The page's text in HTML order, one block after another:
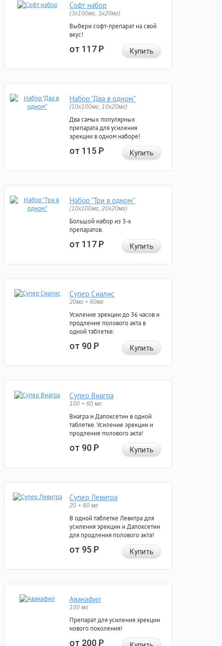
Софт набор
(3x100мг, 3x20мг)
Выбери софт-препарат на свой
вкус!
от 117Р Купить
Набор "Два в одном"
(10x100мг, 10x20мг)
Два самых популярных
препарата для усиления
эрекции в одном наборе!
от 115Р Купить
Набор "Три в одном"
(10x100мг, 20x20мг)
Большой набор из 3-х
препаратов.
от 117Р Купить
Супер Сиалис
20мг + 60мг
Усиление эрекции до 36 часов и
продление полового акта в
одной таблетке.
от 90Р Купить
Супер Виагра
100 + 60 мг
Виагра и Дапоксетин в одной
таблетке. Усиление эрекции и
продление полового акта!
от 90Р Купить
Супер Левитра
20 + 60 мг
В одной таблетке Левитра для
усиления эрекции и Дапоксетин
для продления полового акта!
от 95Р Купить
Аванафил
100 мг
Препарат для усиления эрекции
нового поколения!
от 200Р